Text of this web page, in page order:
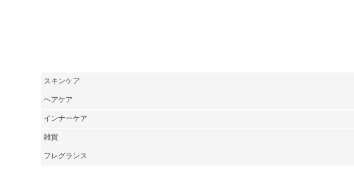
スキンケア
ヘアケア
インナーケア
雑貨
フレグランス